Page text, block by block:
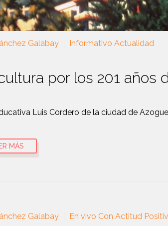
Galabay Informativo Actualidad
por los 201 años
Luis Cordero de la ciudad de
MÁS
Galabay En vivo Con Actitud